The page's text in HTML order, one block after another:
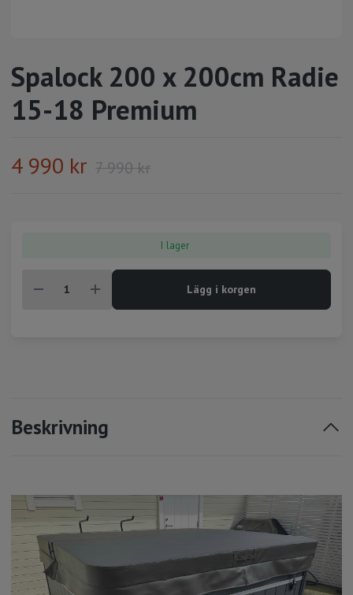
Spalock 200 x 200cm Radie
15-18 Premium
4 990 kr 7 990 kr
I lager
Lägg i korgen
Beskrivning